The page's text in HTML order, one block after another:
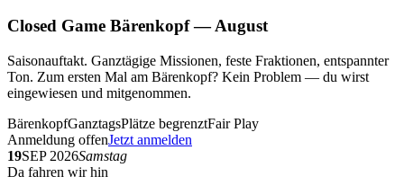
Closed Game Bärenkopf — August
Saisonauftakt. Ganztägige Missionen, feste Fraktionen, entspannter
Ton. Zum ersten Mal am Bärenkopf? Kein Problem — du wirst
eingewiesen und mitgenommen.
BärenkopfGanztagsPlätze begrenztFair Play
Anmeldung offenJetzt anmelden
19SEP 2026Samstag
Da fahren wir hin